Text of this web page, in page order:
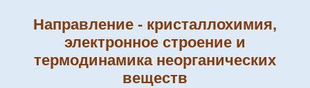
Направление - кристаллохимия,
электронное строение и
термодинамика неорганических
веществ